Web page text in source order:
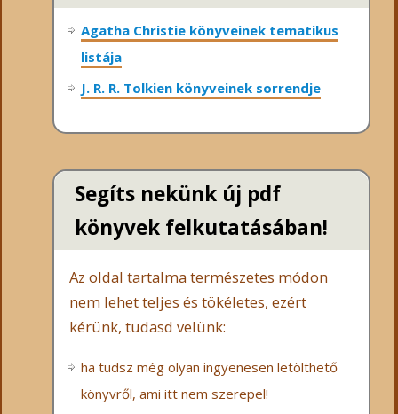
Agatha Christie könyveinek tematikus
listája
J. R. R. Tolkien könyveinek sorrendje
Segíts nekünk új pdf
könyvek felkutatásában!
Az oldal tartalma természetes módon
nem lehet teljes és tökéletes, ezért
kérünk, tudasd velünk:
ha tudsz még olyan ingyenesen letölthető
könyvről, ami itt nem szerepel!